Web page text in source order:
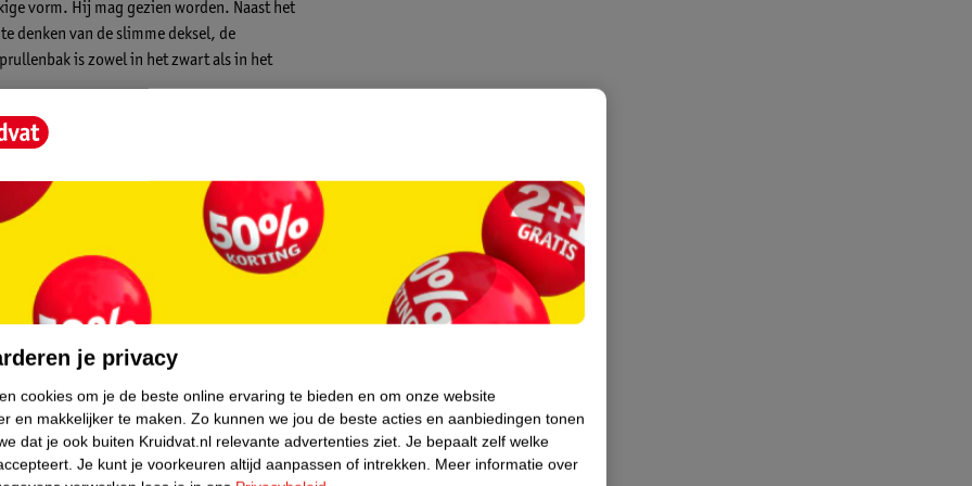
vorm. Hij mag gezien worden. Naast het
denken van de slimme deksel, de
is zowel in het zwart als in het
je privacy
cookies om je de beste online ervaring te bieden en om onze website
en makkelijker te maken. Zo kunnen we jou de beste acties en aanbiedingen tonen
dat je ook buiten Kruidvat.nl relevante advertenties ziet. Je bepaalt zelf welke
Je kunt je voorkeuren altijd aanpassen of intrekken. Meer informatie over